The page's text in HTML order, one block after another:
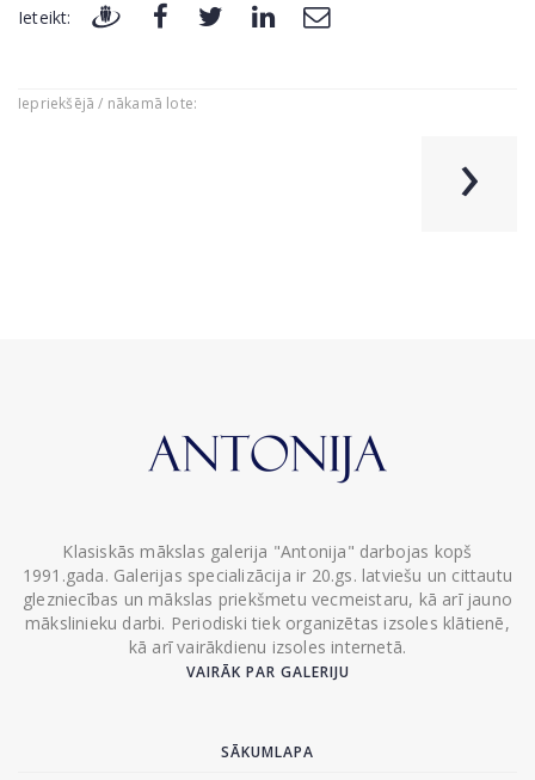
Ieteikt:
Iepriekšējā / nākamā lote:
›
Klasiskās mākslas galerija "Antonija" darbojas kopš
1991.gada. Galerijas specializācija ir 20.gs. latviešu un cittautu
glezniecības un mākslas priekšmetu vecmeistaru, kā arī jauno
mākslinieku darbi. Periodiski tiek organizētas izsoles klātienē,
kā arī vairākdienu izsoles internetā.
VAIRĀK PAR GALERIJU
SĀKUMLAPA